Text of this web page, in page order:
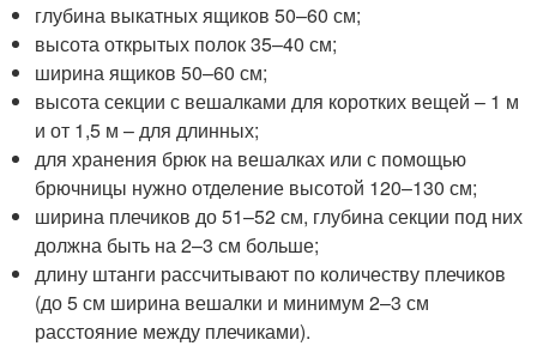
глубина выкатных ящиков 50–60 см;
высота открытых полок 35–40 см;
ширина ящиков 50–60 см;
высота секции с вешалками для коротких вещей – 1 м
и от 1,5 м – для длинных;
для хранения брюк на вешалках или с помощью
брючницы нужно отделение высотой 120–130 см;
ширина плечиков до 51–52 см, глубина секции под них
должна быть на 2–3 см больше;
длину штанги рассчитывают по количеству плечиков
(до 5 см ширина вешалки и минимум 2–3 см
расстояние между плечиками).